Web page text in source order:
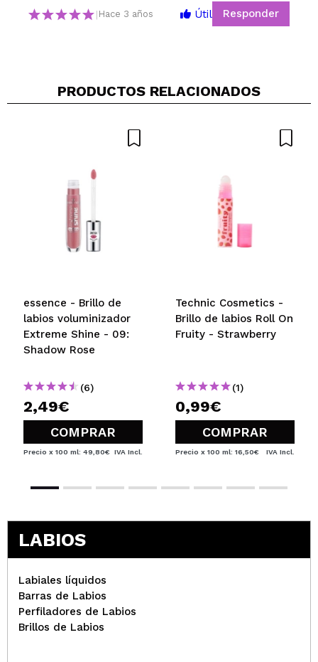
Si No
| Hace 3 años Útil Responder
PRODUCTOS RELACIONADOS
essence - Brillo de
labios voluminizador
Extreme Shine - 09:
Shadow Rose
(6)
2,49€
COMPRAR
Precio x 100 ml: 49,80€ IVA Incl.
Technic Cosmetics -
Brillo de labios Roll On
Fruity - Strawberry
(1)
0,99€
COMPRAR
Precio x 100 ml: 16,50€ IVA Incl.
LABIOS
Labiales líquidos
Barras de Labios
Perfiladores de Labios
Brillos de Labios